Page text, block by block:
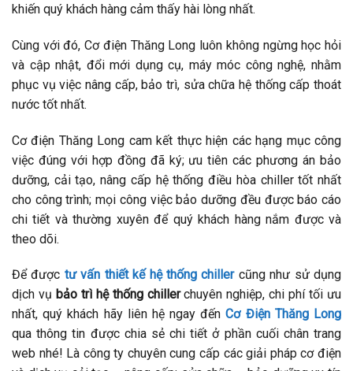
khiến quý khách hàng cảm thấy hài lòng nhất.
Cùng với đó, Cơ điện Thăng Long luôn không ngừng học hỏi
và cập nhật, đổi mới dụng cụ, máy móc công nghệ, nhằm
phục vụ việc nâng cấp, bảo trì, sửa chữa hệ thống cấp thoát
nước tốt nhất.
Cơ điện Thăng Long cam kết thực hiện các hạng mục công
việc đúng với hợp đồng đã ký; ưu tiên các phương án bảo
dưỡng, cải tạo, nâng cấp hệ thống điều hòa chiller tốt nhất
cho công trình; mọi công việc bảo dưỡng đều được báo cáo
chi tiết và thường xuyên để quý khách hàng nắm được và
theo dõi.
Để được tư vấn thiết kế hệ thống chillercũng như sử dụng
dịch vụ bảo trì hệ thống chillerchuyên nghiệp, chi phí tối ưu
nhất, quý khách hãy liên hệ ngay đếnCơ Điện Thăng Long
qua thông tin được chia sẻ chi tiết ở phần cuối chân trang
web nhé! Là công ty chuyên cung cấp các giải pháp cơ điện